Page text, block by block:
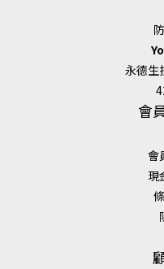
永德生
會
會
現